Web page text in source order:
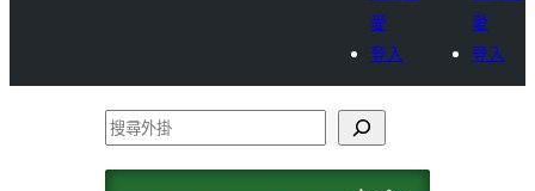
愛
登入
愛
登入
搜